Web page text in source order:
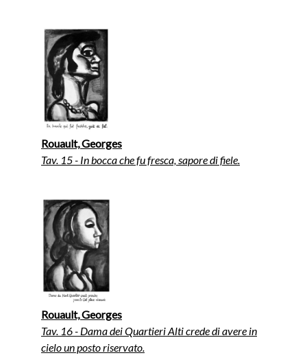
Rouault, Georges
Tav. 15 - In bocca che fu fresca, sapore di fiele.
Rouault, Georges
Tav. 16 - Dama dei Quartieri Alti crede di avere in
cielo un posto riservato.